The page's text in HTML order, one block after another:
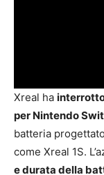
Xreal ha
per Nintendo
batteria
come Xreal 1S.
e durata della